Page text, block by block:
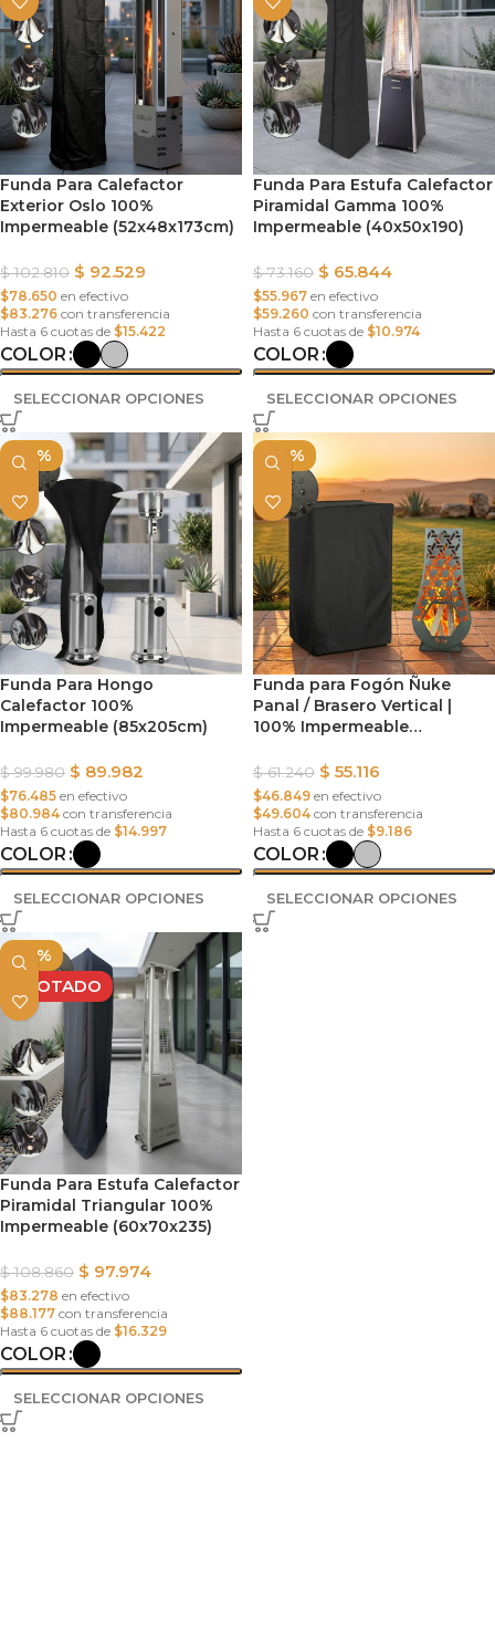
Funda Para Calefactor
Exterior Oslo 100%
Impermeable (52x48x173cm)
$102.810 $ 92.529
$78.650 en efectivo
$83.276 con transferencia
Hasta 6 cuotas de $15.422
COLOR
SELECCIONAR OPCIONES
Funda Para Estufa Calefactor
Piramidal Gamma 100%
Impermeable (40x50x190)
$73.160 $ 65.844
$55.967 en efectivo
$59.260 con transferencia
Hasta 6 cuotas de $10.974
COLOR
SELECCIONAR OPCIONES
-10%
Funda Para Hongo
Calefactor 100%
Impermeable (85x205cm)
$99.980 $ 89.982
$76.485 en efectivo
$80.984 con transferencia
Hasta 6 cuotas de $14.997
COLOR
SELECCIONAR OPCIONES
-10%
Funda para Fogón Ñuke
Panal / Brasero Vertical |
100% Impermeable
$61.240 $ 55.116
$46.849 en efectivo
$49.604 con transferencia
Hasta 6 cuotas de $9.186
COLOR
SELECCIONAR OPCIONES
-10%
AGOTADO
Funda Para Estufa Calefactor
Piramidal Triangular 100%
Impermeable (60x70x235)
$108.860 $ 97.974
$83.278 en efectivo
$88.177 con transferencia
Hasta 6 cuotas de $16.329
COLOR
SELECCIONAR OPCIONES